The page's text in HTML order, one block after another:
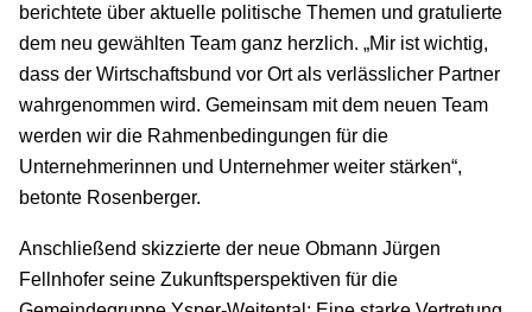
berichtete über aktuelle politische Themen und gratulierte
dem neu gewählten Team ganz herzlich. „Mir ist wichtig,
dass der Wirtschaftsbund vor Ort als verlässlicher Partner
wahrgenommen wird. Gemeinsam mit dem neuen Team
werden wir die Rahmenbedingungen für die
Unternehmerinnen und Unternehmer weiter stärken“,
betonte Rosenberger.
Anschließend skizzierte der neue Obmann Jürgen
Fellnhofer seine Zukunftsperspektiven für die